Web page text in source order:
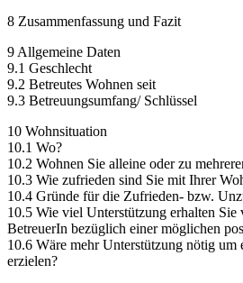
8 Zusammenfassung und Fazit
9 Allgemeine Daten
9.1 Geschlecht
9.2 Betreutes Wohnen seit
9.3 Betreuungsumfang/ Schlüssel
10 Wohnsituation
10.1 Wo?
10.2 Wohnen Sie alleine oder zu
10.3 Wie zufrieden sind Sie mit Ihrer
10.4 Gründe für die Zufrieden- bzw.
10.5 Wie viel Unterstützung erhalten Sie
BetreuerIn bezüglich einer möglichen
10.6 Wäre mehr Unterstützung nötig um
erzielen?